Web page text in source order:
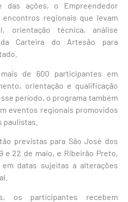
das ações, o Empreendedor
regionais que levam
orientação técnica, análise
Carteira do Artesão para
de 600 participantes em
orientação e qualificação
período, o programa também
eventos regionais promovidos
previstas para São José dos
e 22 de maio, e Ribeirão Preto,
datas sujeitas a alterações
os participantes recebem